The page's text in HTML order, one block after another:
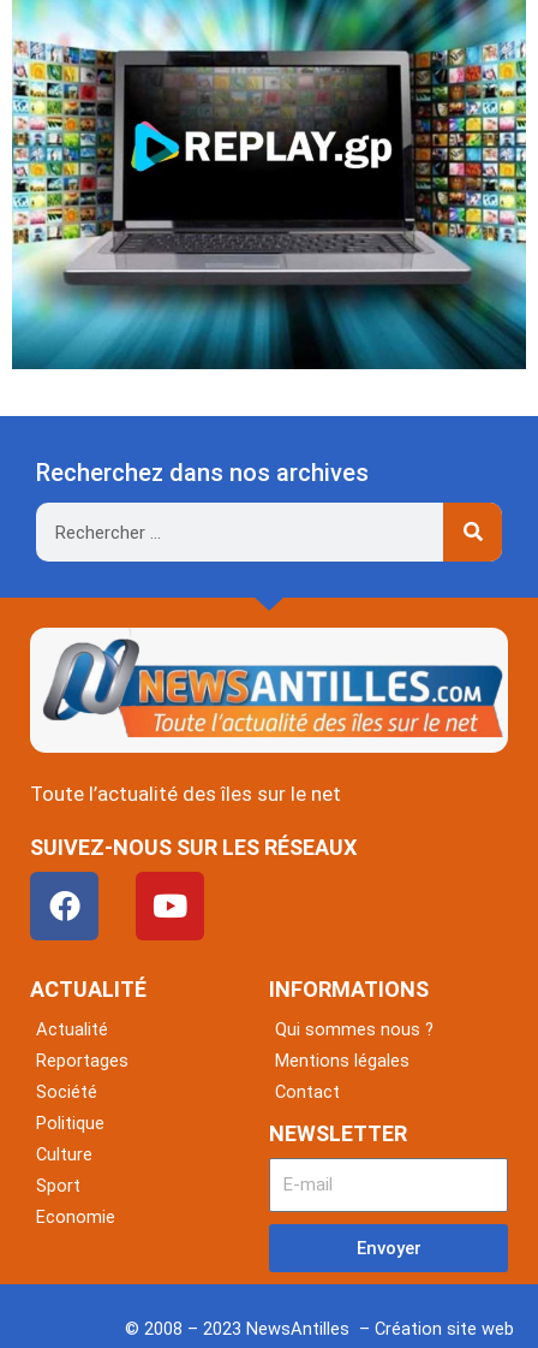
Recherchez dans nos archives
Rechercher
Toute l’actualité des îles sur le net
SUIVEZ-NOUS SUR LES RÉSEAUX
F
a
c
e
o
o
k
Y
o
u
ACTUALITÉ
Actualité
Reportages
Société
Politique
Culture
Sport
Economie
INFORMATIONS
Qui sommes nous ?
Mentions légales
Contact
NEWSLETTER
Envoyer
© 2008 – 2023 NewsAntilles – Création site web